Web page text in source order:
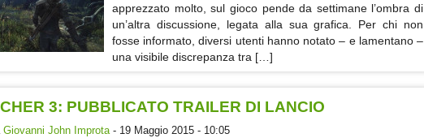
apprezzato molto, sul gioco pende da settimane l’ombra di
un’altra discussione, legata alla sua grafica. Per chi non
fosse informato, diversi utenti hanno notato – e lamentano –
una visibile discrepanza tra […]
3: PUBBLICATO TRAILER DI LANCIO
Giovanni John Improta- 19 Maggio 2015 - 10:05